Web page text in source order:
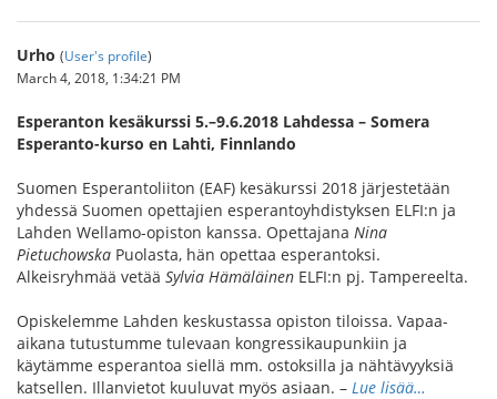
Urho (User's profile)
March 4, 2018, 1:34:21 PM
Esperanton kesäkurssi 5.–9.6.2018 Lahdessa – Somera
Esperanto-kurso en Lahti, Finnlando
Suomen Esperantoliiton (EAF) kesäkurssi 2018 järjestetään
yhdessä Suomen opettajien esperantoyhdistyksen ELFI:n ja
Lahden Wellamo-opiston kanssa. Opettajana Nina
Pietuchowska Puolasta, hän opettaa esperantoksi.
Alkeisryhmää vetää Sylvia Hämäläinen ELFI:n pj. Tampereelta.
Opiskelemme Lahden keskustassa opiston tiloissa. Vapaa-
aikana tutustumme tulevaan kongressikaupunkiin ja
käytämme esperantoa siellä mm. ostoksilla ja nähtävyyksiä
katsellen. Illanvietot kuuluvat myös asiaan. – Lue lisää…